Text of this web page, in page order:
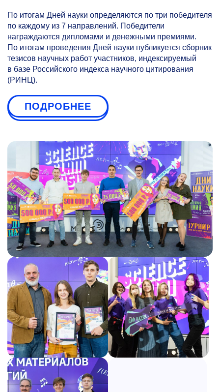
По итогам Дней науки определяются по три победителя
по каждому из 7 направлений. Победители
награждаются дипломами и денежными премиями.
По итогам проведения Дней науки публикуется сборник
тезисов научных работ участников, индексируемый
в базе Российского индекса научного цитирования
(РИНЦ).
ПОДРОБНЕЕ